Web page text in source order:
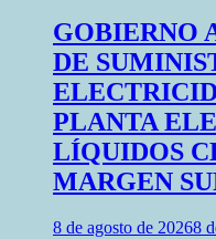
GOBIERNO
DE
PLANTA
LÍQUIDOS
MARGEN
8 de agosto de 20268